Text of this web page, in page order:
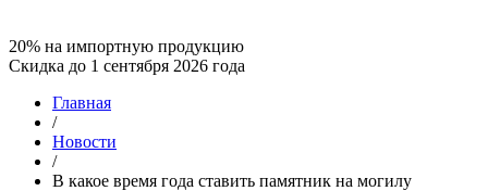
20% на импортную продукцию
Скидка до 1 сентября 2026 года
Главная
/
Новости
/
В какое время года ставить памятник на могилу